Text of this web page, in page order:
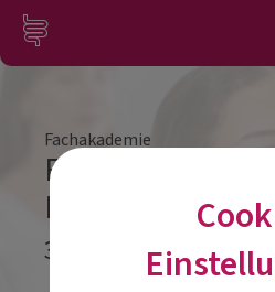
Zum Inhalt springen
Fachakademie
Fachakademie
Klagenfurt
30.01.2027